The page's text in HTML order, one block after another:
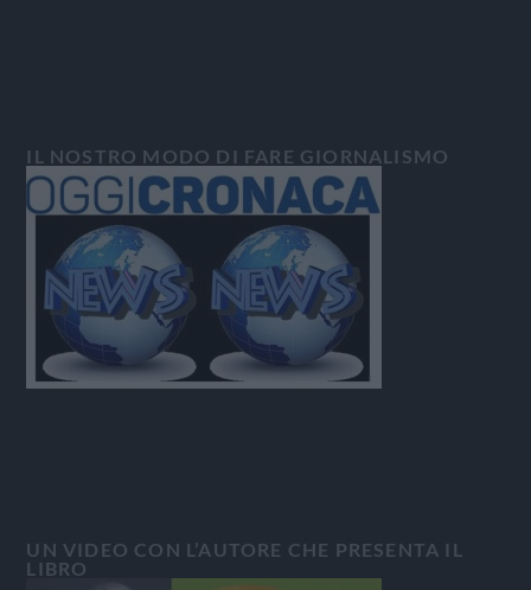
IL NOSTRO MODO DI FARE GIORNALISMO
UN VIDEO CON L’AUTORE CHE PRESENTA IL
LIBRO